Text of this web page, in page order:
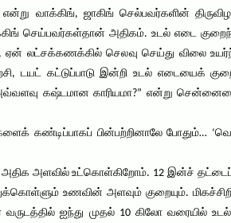
வாக்கிங், ஜாகிங் செல்பவர்களின்
செய்பவர்கள்தான் அதிகம். உடல் எடை
லட்சக்கணக்கில் செலவு செய்து விலை
டயட் கட்டுப்பாடு இன்றி உடல் எடையைக்
கஷ்டமான காரியமா?” என்று
கண்டிப்பாகப் பின்பற்றினாலே போதும்…
அதிக அளவில் உட்கொள்கிறோம். 12 இன்ச்
உணவின் அளவும் குறையும்.
வருடத்தில் ஐந்து முதல் 10 கிலோ வரையில்